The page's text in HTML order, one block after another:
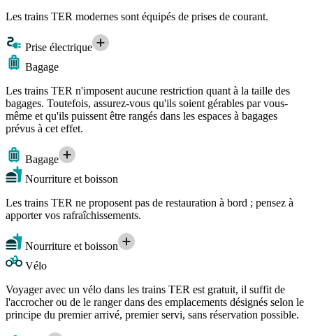
Les trains TER modernes sont équipés de prises de courant.
Prise électrique
Bagage
Les trains TER n'imposent aucune restriction quant à la taille des
bagages. Toutefois, assurez-vous qu'ils soient gérables par vous-
même et qu'ils puissent être rangés dans les espaces à bagages
prévus à cet effet.
Bagage
Nourriture et boisson
Les trains TER ne proposent pas de restauration à bord ; pensez à
apporter vos rafraîchissements.
Nourriture et boisson
Vélo
Voyager avec un vélo dans les trains TER est gratuit, il suffit de
l'accrocher ou de le ranger dans des emplacements désignés selon le
principe du premier arrivé, premier servi, sans réservation possible.